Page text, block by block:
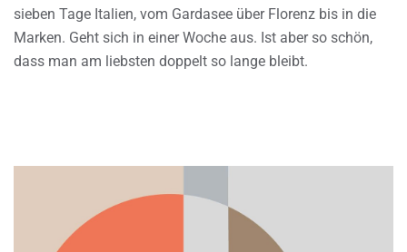
sieben Tage Italien, vom Gardasee über Florenz bis in die
Marken. Geht sich in einer Woche aus. Ist aber so schön,
dass man am liebsten doppelt so lange bleibt.